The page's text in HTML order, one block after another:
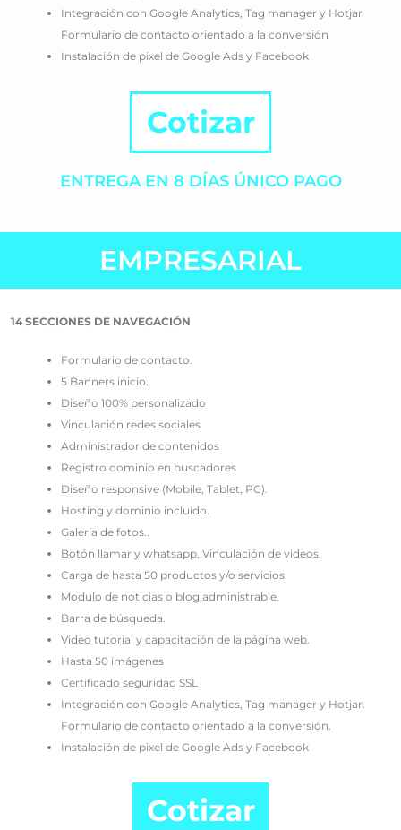
Integración con Google Analytics, Tag manager y Hotjar
Formulario de contacto orientado a la conversión
Instalación de pixel de Google Ads y Facebook
Cotizar
ENTREGA EN 8 DÍAS ÚNICO PAGO
EMPRESARIAL
14 SECCIONES DE NAVEGACIÓN
Formulario de contacto.
5 Banners inicio.
Diseño 100% personalizado
Vinculación redes sociales
Administrador de contenidos
Registro dominio en buscadores
Diseño responsive (Mobile, Tablet, PC).
Hosting y dominio incluido.
Galería de fotos..
Botón llamar y whatsapp. Vinculación de videos.
Carga de hasta 50 productos y/o servicios.
Modulo de noticias o blog administrable.
Barra de búsqueda.
Video tutorial y capacitación de la página web.
Hasta 50 imágenes
Certificado seguridad SSL
Integración con Google Analytics, Tag manager y Hotjar.
Formulario de contacto orientado a la conversión.
Instalación de pixel de Google Ads y Facebook
Cotizar